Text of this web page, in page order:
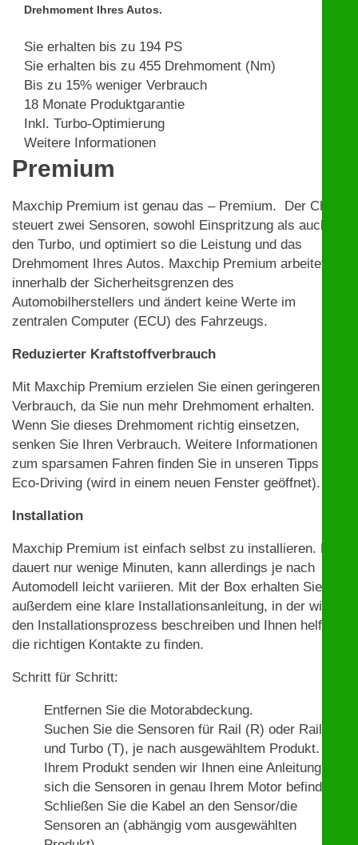
Drehmoment Ihres Autos.
Sie erhalten bis zu 194 PS
Sie erhalten bis zu 455 Drehmoment (Nm)
Bis zu 15% weniger Verbrauch
18 Monate Produktgarantie
Inkl. Turbo-Optimierung
Weitere Informationen
Premium
Maxchip Premium ist genau das – Premium. Der Chip
steuert zwei Sensoren, sowohl Einspritzung als auch
den Turbo, und optimiert so die Leistung und das
Drehmoment Ihres Autos. Maxchip Premium arbeitet
innerhalb der Sicherheitsgrenzen des
Automobilherstellers und ändert keine Werte im
zentralen Computer (ECU) des Fahrzeugs.
Reduzierter Kraftstoffverbrauch
Mit Maxchip Premium erzielen Sie einen geringeren
Verbrauch, da Sie nun mehr Drehmoment erhalten.
Wenn Sie dieses Drehmoment richtig einsetzen,
senken Sie Ihren Verbrauch. Weitere Informationen
zum sparsamen Fahren finden Sie in unseren Tipps zu
Eco-Driving (wird in einem neuen Fenster geöffnet).
Installation
Maxchip Premium ist einfach selbst zu installieren. Das
dauert nur wenige Minuten, kann allerdings je nach
Automodell leicht variieren. Mit der Box erhalten Sie
außerdem eine klare Installationsanleitung, in der wir
den Installationsprozess beschreiben und Ihnen helfen,
die richtigen Kontakte zu finden.
Schritt für Schritt:
Entfernen Sie die Motorabdeckung.
Suchen Sie die Sensoren für Rail (R) oder Rail (R)
und Turbo (T), je nach ausgewähltem Produkt. Mit
Ihrem Produkt senden wir Ihnen eine Anleitung, wo
sich die Sensoren in genau Ihrem Motor befinden.
Schließen Sie die Kabel an den Sensor/die
Sensoren an (abhängig vom ausgewählten